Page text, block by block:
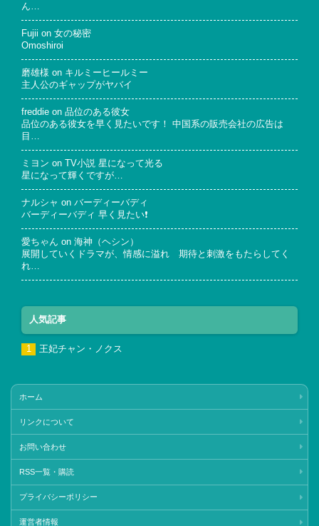
ん…
Fujii on 女の秘密
Omoshiroi
磨雄様 on キルミーヒールミー
主人公のギャップがヤバイ
freddie on 品位のある彼女
品位のある彼女を早く見たいです！ 中国系の販売会社の広告は
目…
ミヨン on TV小説 星になって光る
星になって輝くですが…
ナルシャ on バーディーバディ
バーディーバディ 早く見たい❗
愛ちゃん on 海神（ヘシン）
展開していくドラマが、情感に溢れ 期待と刺激をもたらしてく
れ…
人気記事
王妃チャン・ノクス
ホーム
リンクについて
お問い合わせ
RSS一覧・購読
プライバシーポリシー
運営者情報